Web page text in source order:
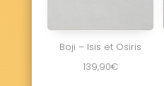
Boji – Isis et Osiris
139,90€